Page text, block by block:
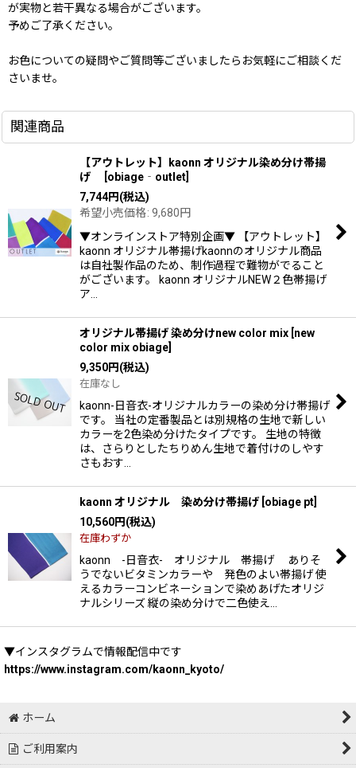
が実物と若干異なる場合がございます。
予めご了承ください。
お色についての疑問やご質問等ございましたらお気軽にご相談くだ
さいませ。
関連商品
【アウトレット】kaonn オリジナル染め分け帯揚
げ
obiage‐outlet
7,744円(税込)
希望小売価格: 9,680円
▼オンラインストア特別企画▼ 【アウトレット】
kaonn オリジナル帯揚げkaonnのオリジナル商品
は自社製作品のため、制作過程で難物がでること
がございます。 kaonn オリジナルNEW２色帯揚げ
ア…
オリジナル帯揚げ 染め分けnew color mix new
color mix obiage
9,350円(税込)
在庫なし
kaonn-日音衣-オリジナルカラーの染め分け帯揚げ
です。 当社の定番製品とは別規格の生地で新しい
カラーを2色染め分けたタイプです。 生地の特徴
は、さらりとしたちりめん生地で着付けのしやす
さもおす…
kaonn オリジナル 染め分け帯揚げ obiage pt
10,560円(税込)
在庫わずか
kaonn -日音衣- オリジナル 帯揚げ ありそ
うでないビタミンカラーや 発色のよい帯揚げ 使
えるカラーコンビネーションで染めあげたオリジ
ナルシリーズ 縦の染め分けで二色使え…
▼インスタグラムで情報配信中です
https://www.instagram.com/kaonn_kyoto/
ホーム
ご利用案内